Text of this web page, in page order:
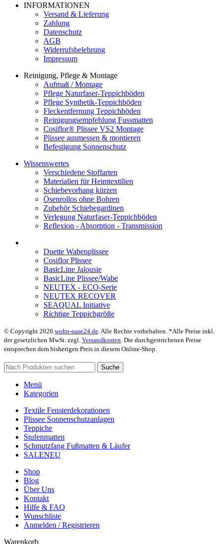
INFORMATIONEN
Versand & Lieferung
Zahlung
Datenschutz
AGB
Widerrufsbelehrung
Impressum
Reinigung, Pflege & Montage
Aufmaß / Montage
Pflege Naturfaser-Teppichböden
Pflege Synthetik-Teppichböden
Fleckentfernung Teppichböden
Reinigungsempfehlung Fussmatten
Cosiflor® Plissee VS2 Montage
Plissee ausmessen & montieren
Befestigung Sonnenschutz
Wissenswertes
Verschiedene Stoffarten
Materialien für Heimtextilien
Schiebevorhang kürzen
Ösenrollos ohne Bohren
Zubehör Schiebegardinen
Verlegung Naturfaser-Teppichböden
Reflexion - Absorption - Transmission
Duette Wabenplissee
Cosiflor Plissee
BasicLine Jalousie
BasicLine Plissee/Wabe
NEUTEX - ECO-Serie
NEUTEX RECOVER
SEAQUAL Initiative
Richtige Teppichgröße
© Copyright 2026 wohn-oase24.de . Alle Rechte vorbehalten. *Alle Preise inkl.
der gesetzlichen MwSt. zzgl. Versandkosten . Die durchgestrichenen Preise
entsprechen dem bisherigen Preis in diesem Online-Shop.
Suche
Menü
Kategorien
Textile Fensterdekorationen
Plissee Sonnenschutzanlagen
Teppiche
Stufenmatten
Schmutzfang Fußmatten & Läufer
SALENEU
Shop
Blog
Über Uns
Kontakt
Hilfe & FAQ
Wunschliste
Anmelden / Registrieren
Warenkorb